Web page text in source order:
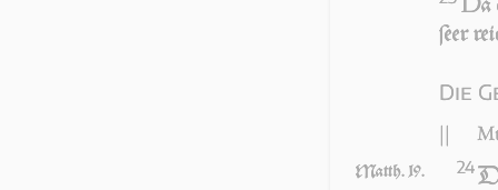
a
ſeer
Die
||
Matth. 19.
24